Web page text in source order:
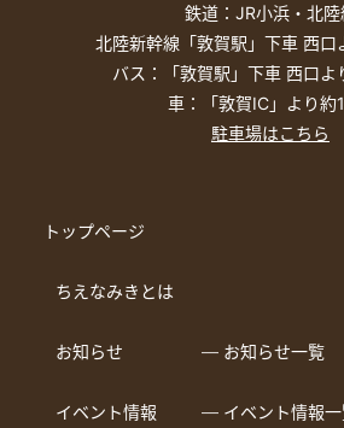
鉄道：JR小浜・北陸
北陸新幹線「敦賀駅」下車 西口
バス：「敦賀駅」下車 西口よ
車：「敦賀IC」より約
駐車場はこちら
トップページ
ちえなみきとは
お知らせ ― お知らせ一覧
イベント情報 ― イベント情報一